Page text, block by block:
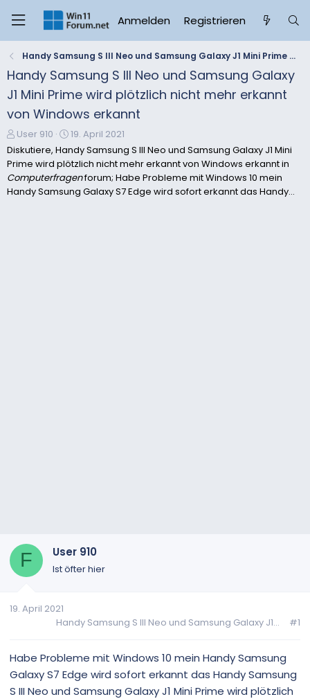
Anmelden Registrieren
Handy Samsung S III Neo und Samsung Galaxy J1 Mini Prime wird plötzlich nicht mehr erkannt von Windows erkannt
Handy Samsung S III Neo und Samsung Galaxy
J1 Mini Prime wird plötzlich nicht mehr erkannt
von Windows erkannt
E
r
s
t
e
User 910
E
r
s
t
e
19. April 2021
Diskutiere, Handy Samsung S III Neo und Samsung Galaxy J1 Mini
Prime wird plötzlich nicht mehr erkannt von Windows erkannt in
Computerfragenforum; Habe Probleme mit Windows 10 mein
Handy Samsung Galaxy S7 Edge wird sofort erkannt das Handy...
F User 910
Ist öfter hier
19. April 2021
Handy Samsung S III Neo und Samsung Galaxy J1...
#1
Habe Probleme mit Windows 10 mein Handy Samsung
Galaxy S7 Edge wird sofort erkannt das Handy Samsung
S III Neo und Samsung Galaxy J1 Mini Prime wird plötzlich